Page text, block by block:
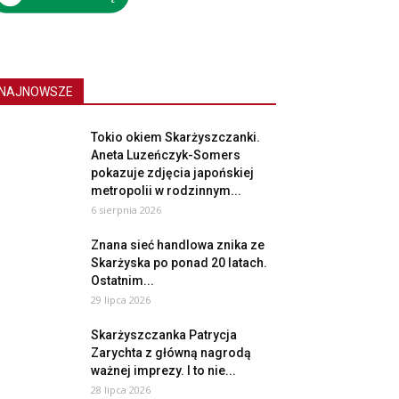
Tokio okiem Skarżyszczanki.
Aneta Luzeńczyk-Somers
pokazuje zdjęcia japońskiej
metropolii w rodzinnym...
6 sierpnia 2026
Znana sieć handlowa znika ze
Skarżyska po ponad 20 latach.
Ostatnim...
29 lipca 2026
Skarżyszczanka Patrycja
Zarychta z główną nagrodą
ważnej imprezy. I to nie...
28 lipca 2026